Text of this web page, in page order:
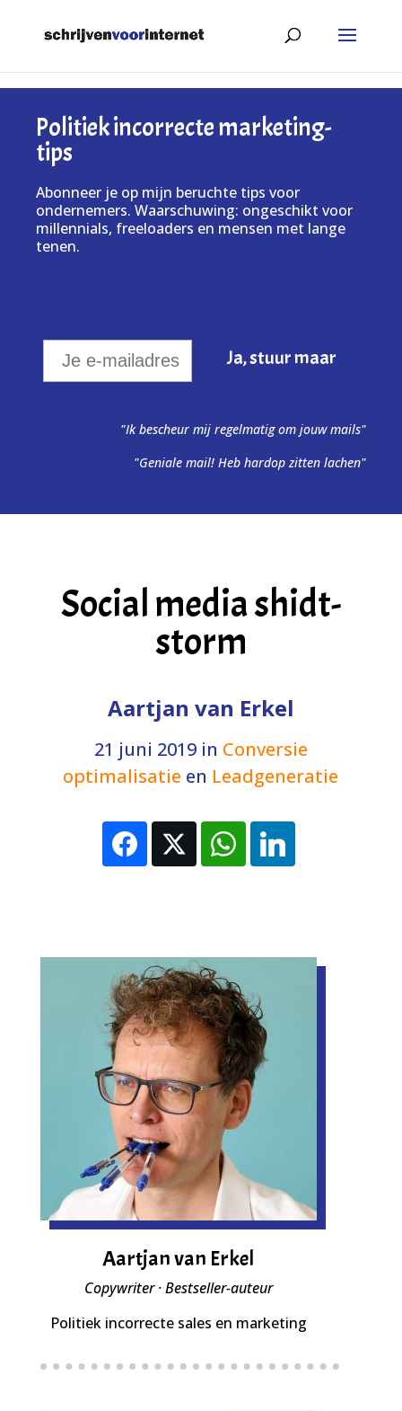
Politiek incorrecte marketing-
tips
Abonneer je op mijn beruchte tips voor
ondernemers. Waarschuwing: ongeschikt voor
millennials, freeloaders en mensen met lange
tenen.
"Ik bescheur mij regelmatig om jouw mails"
"Geniale mail! Heb hardop zitten lachen"
Social media shidt-
storm
Aartjan van Erkel
21 juni 2019in Conversie
optimalisatie en Leadgeneratie
Aartjan van Erkel
Copywriter · Bestseller-auteur
Politiek incorrecte sales en marketing